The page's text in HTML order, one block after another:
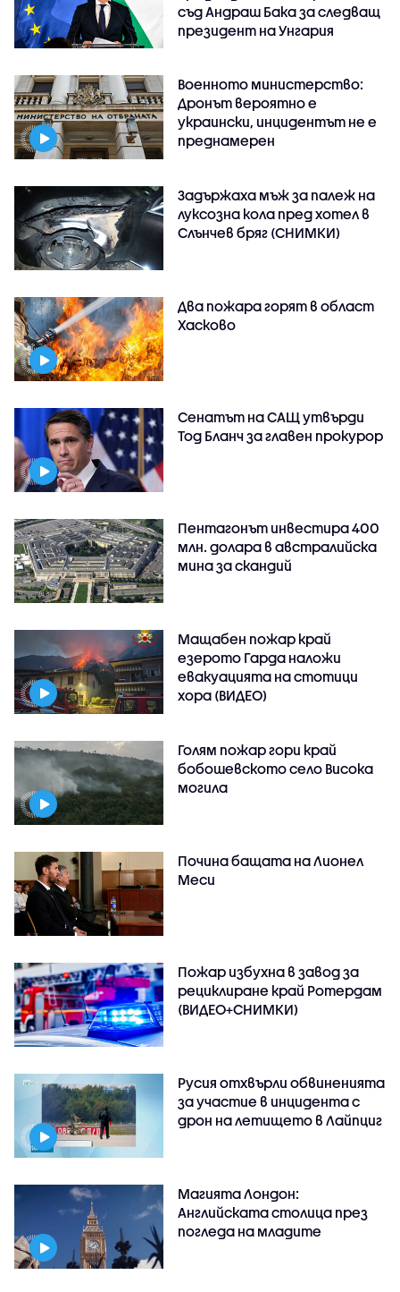
съд Андраш Бака за следващ
президент на Унгария
Военното министерство:
Дронът вероятно е
украински, инцидентът не е
преднамерен
Задържаха мъж за палеж на
луксозна кола пред хотел в
Слънчев бряг (СНИМКИ)
Два пожара горят в област
Хасково
Сенатът на САЩ утвърди
Тод Бланч за главен прокурор
Пентагонът инвестира 400
млн. долара в австралийска
мина за скандий
Мащабен пожар край
езерото Гарда наложи
евакуацията на стотици
хора (ВИДЕО)
Голям пожар гори край
бобошевското село Висока
могила
Почина бащата на Лионел
Меси
Пожар избухна в завод за
рециклиране край Ротердам
(ВИДЕО+СНИМКИ)
Русия отхвърли обвиненията
за участие в инцидента с
дрон на летището в Лайпциг
Магията Лондон:
Английската столица през
погледа на младите